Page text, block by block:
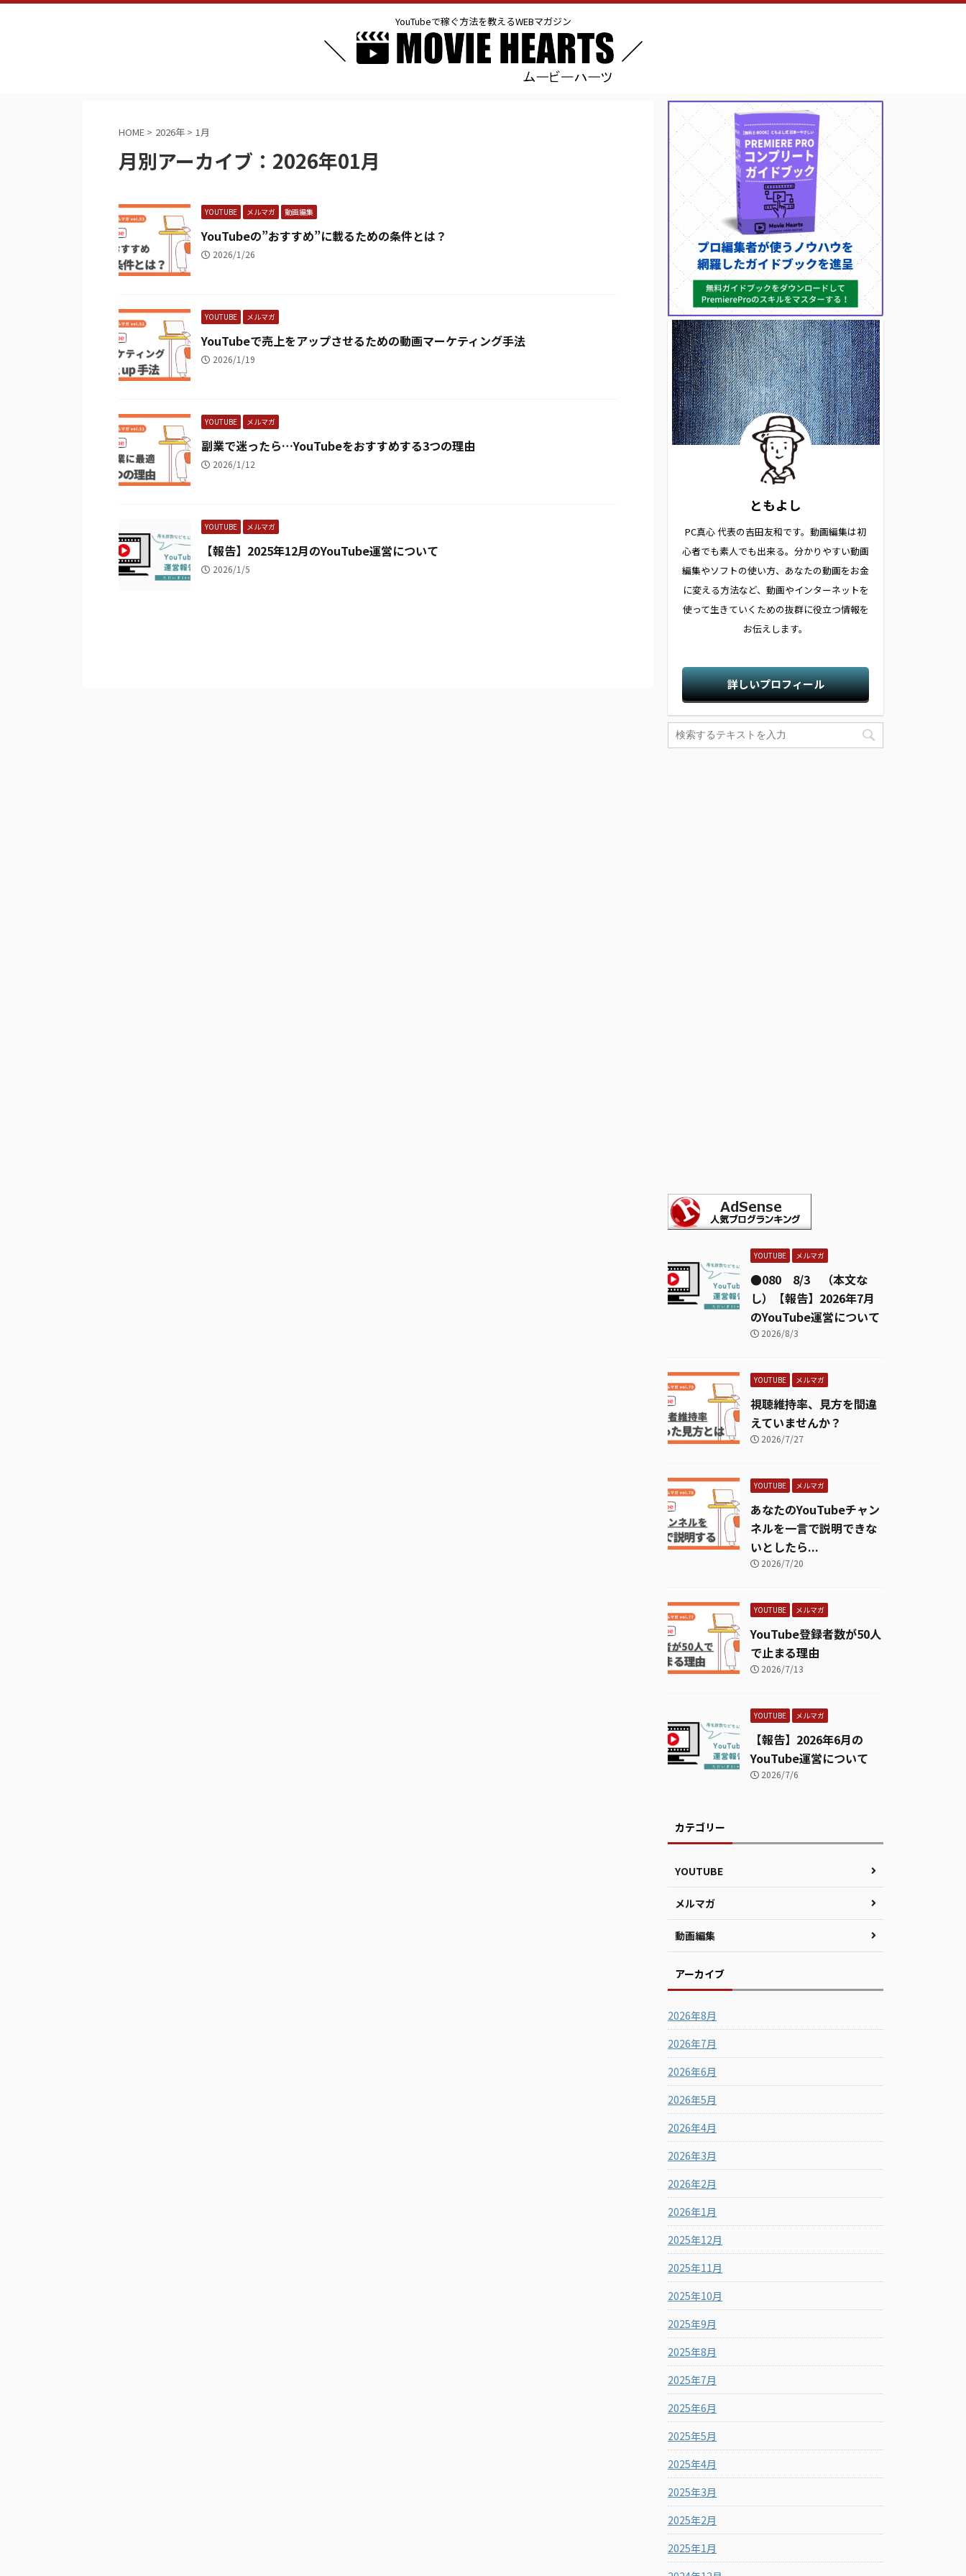
YouTubeで稼ぐ方法を教えるWEBマガジン
HOME > 2026年 > 1月
月別アーカイブ：2026年01月
YOUTUBE メルマガ 動画編集
YouTubeの”おすすめ”に載るための条件とは？
2026/1/26
YOUTUBE メルマガ
YouTubeで売上をアップさせるための動画マーケティング手法
2026/1/19
YOUTUBE メルマガ
副業で迷ったら…YouTubeをおすすめする3つの理由
2026/1/12
YOUTUBE メルマガ
【報告】2025年12月のYouTube運営について
2026/1/5
ともよし
PC真心 代表の吉田友和です。動画編集は初
心者でも素人でも出来る。分かりやすい動画
編集やソフトの使い方、あなたの動画をお金
に変える方法など、動画やインターネットを
使って生きていくための抜群に役立つ情報を
お伝えします。
詳しいプロフィール
YOUTUBE メルマガ
●080 8/3 （本文な
し）【報告】2026年7月
のYouTube運営について
2026/8/3
YOUTUBE メルマガ
視聴維持率、見方を間違
えていませんか？
2026/7/27
YOUTUBE メルマガ
あなたのYouTubeチャン
ネルを一言で説明できな
いとしたら...
2026/7/20
YOUTUBE メルマガ
YouTube登録者数が50人
で止まる理由
2026/7/13
YOUTUBE メルマガ
【報告】2026年6月の
YouTube運営について
2026/7/6
カテゴリー
YOUTUBE
メルマガ
動画編集
アーカイブ
2026年8月
2026年7月
2026年6月
2026年5月
2026年4月
2026年3月
2026年2月
2026年1月
2025年12月
2025年11月
2025年10月
2025年9月
2025年8月
2025年7月
2025年6月
2025年5月
2025年4月
2025年3月
2025年2月
2025年1月